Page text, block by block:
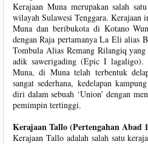
Kerajaan Muna merupakan salah
wilayah Sulawesi Tenggara. Kerajaan
Muna dan beribukota di Kotano
dengan Raja pertamanya La Eli alias
Tombula Alias Remang Rilangiq
adik sawerigading (Epic I lagaligo).
Muna, di Muna telah terbentuk
sangat sederhana, kedelapan
diri dalam sebuah ‘Union’ dengan
pemimpin tertinggi.
Kerajaan Tallo (Pertengahan Abad
Kerajaan Tallo adalah salah satu